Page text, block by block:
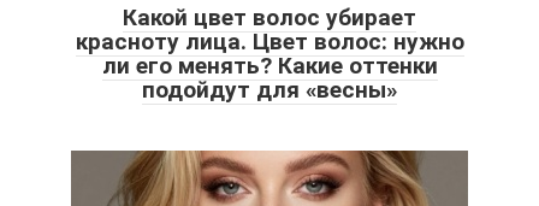
Какой цвет волос убирает
красноту лица. Цвет волос: нужно
ли его менять? Какие оттенки
подойдут для «весны»